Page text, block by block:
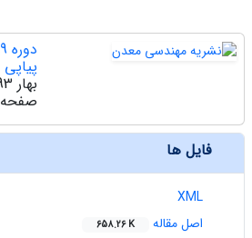
پیاپی 22
بهار 1393
صفحه
فایل ها
XML
اصل مقاله
658.26 K